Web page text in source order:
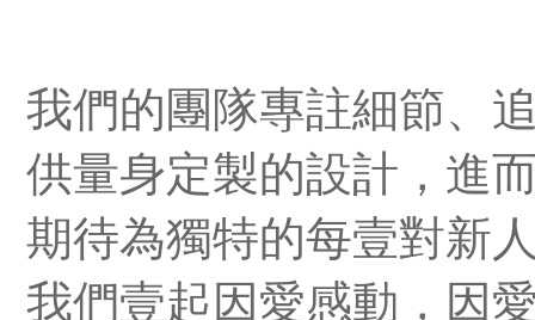
我們的團隊專註細節、
供量身定製的設計，進
期待為獨特的每壹對新
我們壹起因愛感動，因